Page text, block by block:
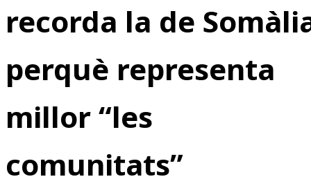
recorda la de
perquè representa
millor “les
comunitats”